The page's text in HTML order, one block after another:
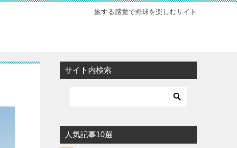
旅する感覚で野球を楽しむサイト
サイト内検索
人気記事10選